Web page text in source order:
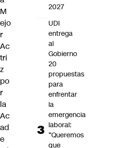
M
ejo
r
Ac
tri
z
po
r
la
Ac
ad
e
2027
UDI
entrega
al
Gobierno
20
propuestas
para
enfrentar
la
emergencia
laboral:
“Queremos
que